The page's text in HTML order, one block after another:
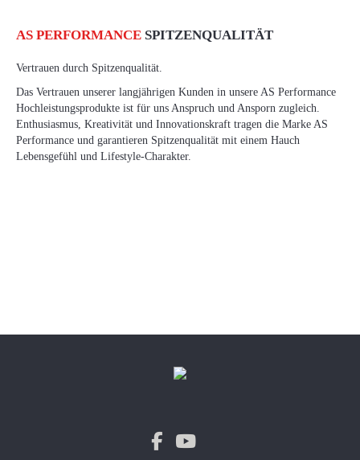
AS PERFORMANCE SPITZENQUALITÄT
Vertrauen durch Spitzenqualität.
Das Vertrauen unserer langjährigen Kunden in unsere AS Performance
Hochleistungsprodukte ist für uns Anspruch und Ansporn zugleich.
Enthusiasmus, Kreativität und Innovationskraft tragen die Marke AS
Performance und garantieren Spitzenqualität mit einem Hauch
Lebensgefühl und Lifestyle-Charakter.